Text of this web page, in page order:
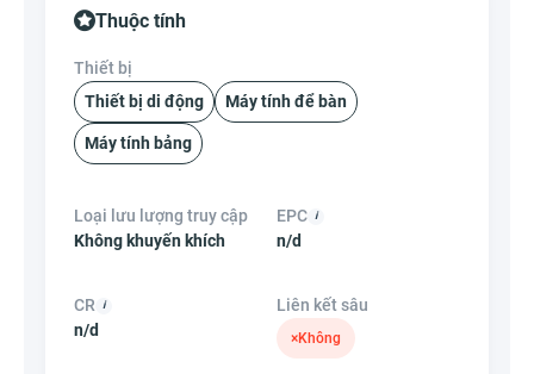
Thuộc tính
Thiết bị
Thiết bị di động
Máy tính để bàn
Máy tính bảng
Loại lưu lượng truy cập
Không khuyến khích
EPC
n/d
CR
n/d
Liên kết sâu
×Không